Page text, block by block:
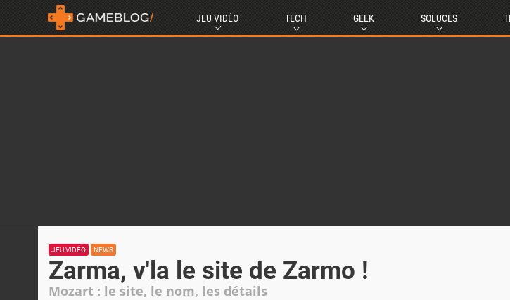
JEU VIDÉO TECH GEEK SOLUCES
JEU VIDÉO NEWS
Zarma, v'la le site de Zarmo !
Mozart : le site, le nom, les détails